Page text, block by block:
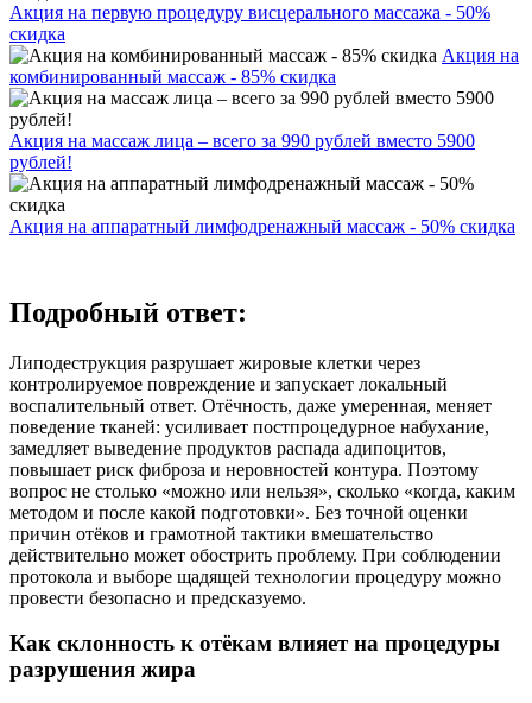
Акция на первую процедуру висцерального массажа - 50%
скидка
Акция на
комбинированный массаж - 85% скидка
Акция на массаж лица – всего за 990 рублей вместо 5900
рублей!
Акция на аппаратный лимфодренажный массаж - 50% скидка
Подробный ответ:
Липодеструкция разрушает жировые клетки через
контролируемое повреждение и запускает локальный
воспалительный ответ. Отёчность, даже умеренная, меняет
поведение тканей: усиливает постпроцедурное набухание,
замедляет выведение продуктов распада адипоцитов,
повышает риск фиброза и неровностей контура. Поэтому
вопрос не столько «можно или нельзя», сколько «когда, каким
методом и после какой подготовки». Без точной оценки
причин отёков и грамотной тактики вмешательство
действительно может обострить проблему. При соблюдении
протокола и выборе щадящей технологии процедуру можно
провести безопасно и предсказуемо.
Как склонность к отёкам влияет на процедуры
разрушения жира